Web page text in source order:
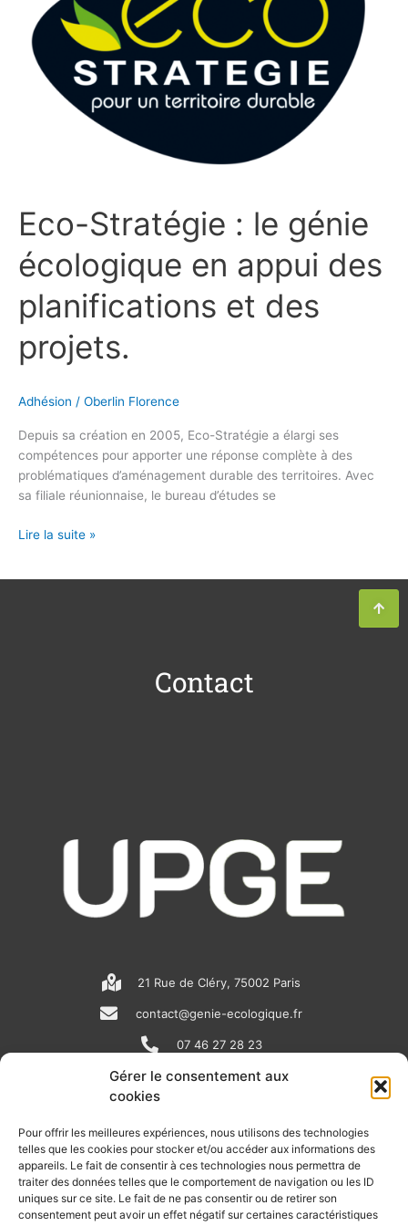
Gérer le consentement aux
cookies
Pour offrir les meilleures expériences, nous utilisons des technologies
telles que les cookies pour stocker et/ou accéder aux informations des
appareils. Le fait de consentir à ces technologies nous permettra de
traiter des données telles que le comportement de navigation ou les ID
uniques sur ce site. Le fait de ne pas consentir ou de retirer son
consentement peut avoir un effet négatif sur certaines caractéristiques
Eco-Stratégie : le génie
écologique en appui des
planifications et des
projets.
Adhésion / Oberlin Florence
Depuis sa création en 2005, Eco-Stratégie a élargi ses
compétences pour apporter une réponse complète à des
problématiques d’aménagement durable des territoires. Avec
sa filiale réunionnaise, le bureau d’études se
écologique
appui
des
planifications
Lire la suite »
Contact
21 Rue de Cléry, 75002 Paris
contact@genie-ecologique.fr
07 46 27 28 23
N
e
w
s
p
i
n
k
e
o
u
t
u
RECEVOIR L'ACTU DE LA FILIÈRE
Retrouvez tous les mois les articles terrain de nos adhérents, les